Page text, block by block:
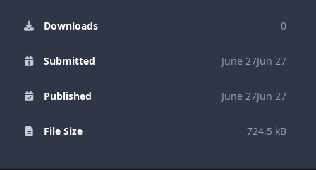
Downloads 0
Submitted June 27Jun 27
Published June 27Jun 27
File Size 724.5 kB